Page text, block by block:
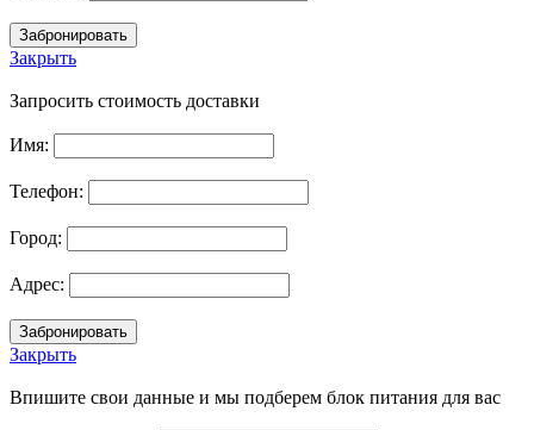
Закрыть
Запросить стоимость доставки
Имя:
Телефон:
Город:
Адрес:
Закрыть
Впишите свои данные и мы подберем блок питания для вас